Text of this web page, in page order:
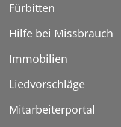
Fürbitten
Hilfe bei Missbrauch
Immobilien
Liedvorschläge
Mitarbeiterportal